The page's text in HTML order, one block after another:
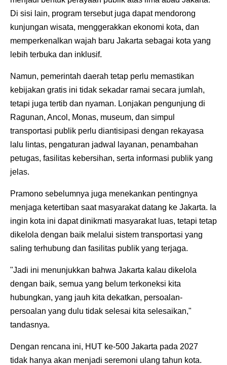
Di sisi lain, program tersebut juga dapat mendorong
kunjungan wisata, menggerakkan ekonomi kota, dan
memperkenalkan wajah baru Jakarta sebagai kota yang
lebih terbuka dan inklusif.
Namun, pemerintah daerah tetap perlu memastikan
kebijakan gratis ini tidak sekadar ramai secara jumlah,
tetapi juga tertib dan nyaman. Lonjakan pengunjung di
Ragunan, Ancol, Monas, museum, dan simpul
transportasi publik perlu diantisipasi dengan rekayasa
lalu lintas, pengaturan jadwal layanan, penambahan
petugas, fasilitas kebersihan, serta informasi publik yang
jelas.
Pramono sebelumnya juga menekankan pentingnya
menjaga ketertiban saat masyarakat datang ke Jakarta. Ia
ingin kota ini dapat dinikmati masyarakat luas, tetapi tetap
dikelola dengan baik melalui sistem transportasi yang
saling terhubung dan fasilitas publik yang terjaga.
"Jadi ini menunjukkan bahwa Jakarta kalau dikelola
dengan baik, semua yang belum terkoneksi kita
hubungkan, yang jauh kita dekatkan, persoalan-
persoalan yang dulu tidak selesai kita selesaikan,"
tandasnya.
Dengan rencana ini, HUT ke-500 Jakarta pada 2027
tidak hanya akan menjadi seremoni ulang tahun kota.